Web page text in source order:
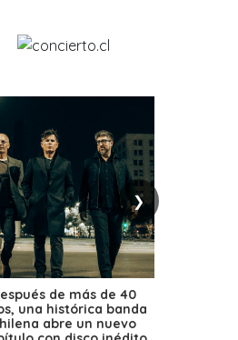
❯
de más de 40
una histórica banda
abre un nuevo